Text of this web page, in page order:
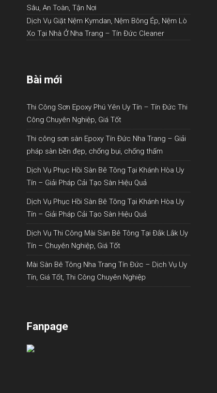
Sâu, An Toàn, Tận Nơi
Dịch Vụ Giặt Nệm Kymdan, Nệm Bông Ép, Nệm Lò
Xo Tại Nhà Ở Nha Trang – Tín Đức Cleaner
Bài mới
Thi Công Sơn Epoxy Phú Yên Uy Tín – Tín Đức Thi
Công Chuyên Nghiệp, Giá Tốt
Thi công sơn sàn Epoxy Tín Đức Nha Trang – Giải
pháp sàn bền đẹp, chống bụi, chống thấm
Dịch Vụ Phục Hồi Sàn Bê Tông Tại Khánh Hòa Uy
Tín – Giải Pháp Cải Tạo Sàn Hiệu Quả
Dịch Vụ Phục Hồi Sàn Bê Tông Tại Khánh Hòa Uy
Tín – Giải Pháp Cải Tạo Sàn Hiệu Quả
Dịch Vụ Thi Công Mài Sàn Bê Tông Tại Đắk Lắk Uy
Tín – Chuyên Nghiệp, Giá Tốt
Mài Sàn Bê Tông Nha Trang Tín Đức – Dịch Vụ Uy
Tín, Giá Tốt, Thi Công Chuyên Nghiệp
Fanpage